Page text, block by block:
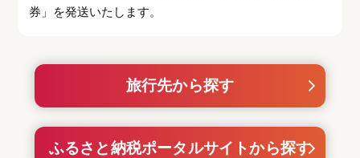
券」を発送いたします。
旅行先から探す
ふるさと納税ポータルサイトから探す